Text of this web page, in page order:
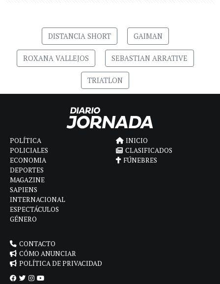
DISTANCIA SHORT GAIMAN
ROXANA VALLEJOS SEBASTIAN ARRATIVE
TRIATLON
POLÍTICA
POLICIALES
ECONOMIA
DEPORTES
MAGAZINE
SAPIENS
INTERNACIONAL
ESPECTÁCULOS
GÉNERO
INICIO
CLASIFICADOS
FÚNEBRES
CONTACTO
CÓMO ANUNCIAR
POLÍTICA DE PRIVACIDAD